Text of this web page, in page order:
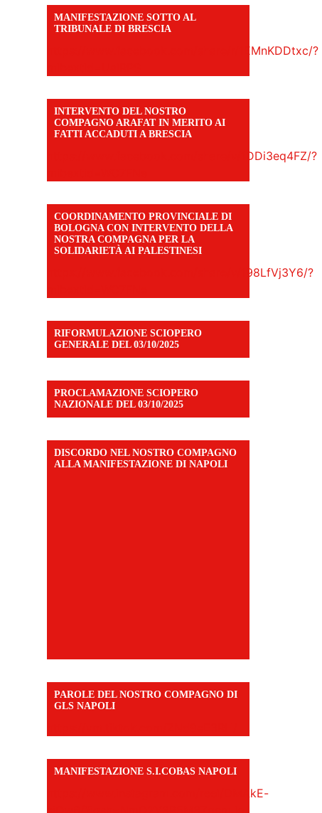
MANIFESTAZIONE SOTTO AL
TRIBUNALE DI BRESCIA
https://www.facebook.com/share/r/1EMnKDDtxc/?
INTERVENTO DEL NOSTRO
COMPAGNO ARAFAT IN MERITO AI
FATTI ACCADUTI A BRESCIA
https://www.facebook.com/share/v/1DDi3eq4FZ/?
COORDINAMENTO PROVINCIALE DI
BOLOGNA CON INTERVENTO DELLA
NOSTRA COMPAGNA PER LA
SOLIDARIETÀ AI PALESTINESI
https://www.facebook.com/share/v/198LfVj3Y6/?
RIFORMULAZIONE SCIOPERO
GENERALE DEL 03/10/2025
PROCLAMAZIONE SCIOPERO
NAZIONALE DEL 03/10/2025
DISCORDO NEL NOSTRO COMPAGNO
ALLA MANIFESTAZIONE DI NAPOLI
PAROLE DEL NOSTRO COMPAGNO DI
GLS NAPOLI
MANIFESTAZIONE S.I.COBAS NAPOLI
https://www.instagram.com/reel/DMAkE-